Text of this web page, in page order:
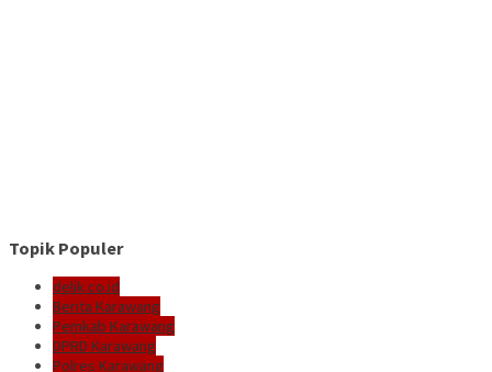
Topik Populer
delik.co.id
Berita Karawang
Pemkab Karawang
DPRD Karawang
Polres Karawang